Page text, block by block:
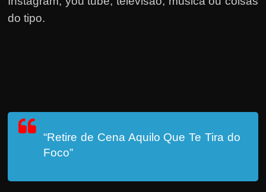
do tipo.
“Retire de Cena Aquilo Que Te Tira do
Foco”